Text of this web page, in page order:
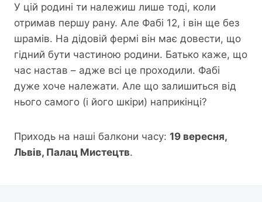
У цій родині ти належиш лише тоді, коли
отримав першу рану. Але Фабі 12, і він ще без
шрамів. На дідовій фермі він має довести, що
гідний бути частиною родини. Батько каже, що
час настав – адже всі це проходили. Фабі
дуже хоче належати. Але що залишиться від
нього самого (і його шкіри) наприкінці?
Приходь на наші балкони часу: 19 вересня,
Львів, Палац Мистецтв.